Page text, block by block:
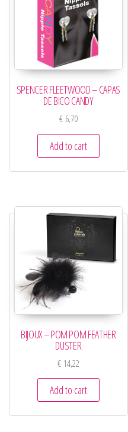
SPENCER FLEETWOOD – CAPAS
DE BICO CANDY
€6,70
Add to cart
BIJOUX – POM POM FEATHER
DUSTER
€14,22
Add to cart